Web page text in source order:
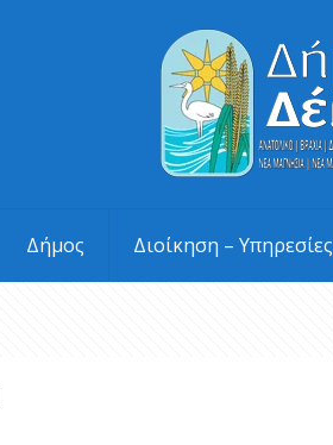
Δήμος Διοίκηση – Υπηρεσίες